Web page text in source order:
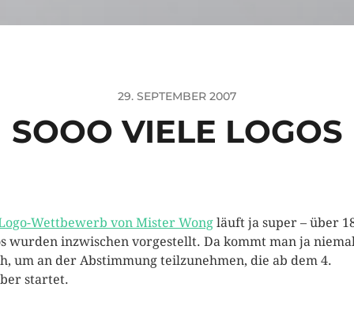
29. SEPTEMBER 2007
SOOO VIELE LOGOS
Wettbewerb von Mister Wong läuft ja super – über
wurden inzwischen vorgestellt. Da kommt man ja
um an der Abstimmung teilzunehmen, die ab dem 4.
startet.